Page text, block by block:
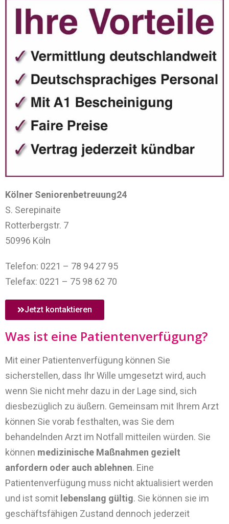
Kölner Seniorenbetreuung24
S. Serepinaite
Rotterbergstr. 7
50996 Köln
Telefon: 0221 – 78 94 27 95
Telefax: 0221 – 75 98 62 70
Jetzt kontaktieren
Was ist eine Patientenverfügung?
Mit einer Patientenverfügung können Sie
sicherstellen, dass Ihr Wille umgesetzt wird, auch
wenn Sie nicht mehr dazu in der Lage sind, sich
diesbezüglich zu äußern. Gemeinsam mit Ihrem Arzt
können Sie vorab festhalten, was Sie dem
behandelnden Arzt im Notfall mitteilen würden. Sie
können medizinische Maßnahmen gezielt
anfordern oder auch ablehnen. Eine
Patientenverfügung muss nicht aktualisiert werden
und ist somit lebenslang gültig. Sie können sie im
geschäftsfähigen Zustand dennoch jederzeit